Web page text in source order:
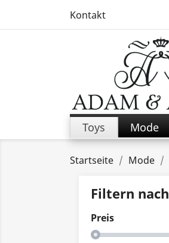
Kontakt
Toys Mode
Startseite Mode
Filtern nach
Preis